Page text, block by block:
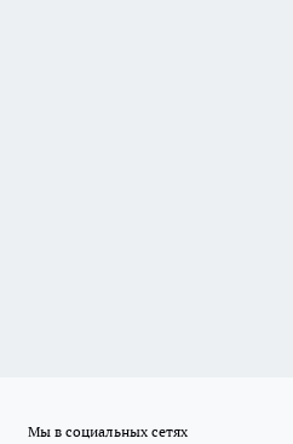
Мы в социальных сетях